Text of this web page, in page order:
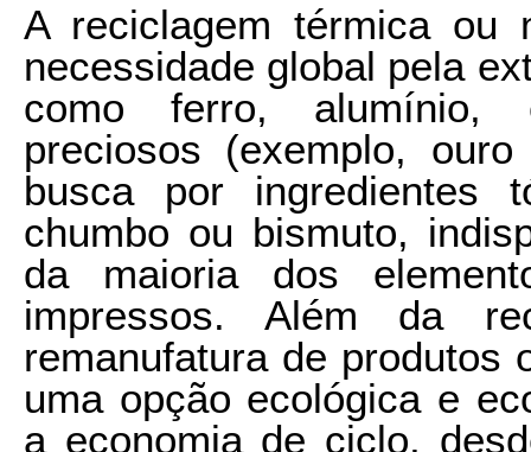
A reciclagem térmica ou
necessidade global pela
como ferro, alumínio,
preciosos (exemplo,
busca por ingredientes
chumbo ou bismuto,
da maioria dos
impressos. Além da
remanufatura de produtos
uma opção ecológica e
a economia de ciclo,